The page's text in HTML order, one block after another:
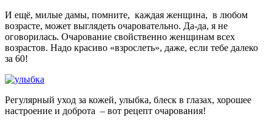
И ещё, милые дамы, помните, каждая женщина, в любом
возрасте, может выглядеть очаровательно. Да-да, я не
оговорилась. Очарование свойственно женщинам всех
возрастов. Надо красиво «взрослеть», даже, если тебе далеко
за 60!
Регулярный уход за кожей, улыбка, блеск в глазах, хорошее
настроение и доброта – вот рецепт очарования!